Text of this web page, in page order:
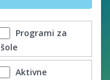
Programi za
šole
Aktivne